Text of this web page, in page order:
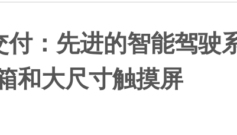
：先进的智能驾驶
和大尺寸触摸屏